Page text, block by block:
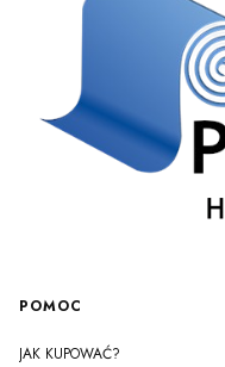
Linki w stopce
POMOC
JAK KUPOWAĆ?